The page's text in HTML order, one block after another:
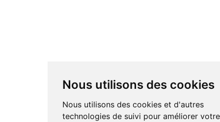
Nous utilisons des cookies
Nous utilisons des cookies et d'autres
technologies de suivi pour améliorer votre